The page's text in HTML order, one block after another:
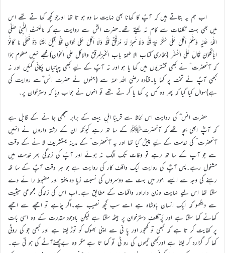
اب ہم یہ بتاتے ہیں کہ آپؐ کا کھانا بھی نہایت سا دہ ہو تا تھا اورجو کچھ کھا تے تھے اس
میں بھی بہت تکلفات سے کام نہ لیتے تھے۔حضرت انسؓ سے روایت ہے کہ مَاعَلِمْتُ النَّبِیَّ صَلَّی
اللّٰہُ عَلَیْہِ وَسَلَّمَ اَکَلَ عَلٰی سُکُرَّ جَۃٍ قَطُّ وَلَا خُبِزَ لَہٗ مُرَقَّقٌ قَطُّ وَلَا اَکَلَ عَلی خِوَانٍ قَطُّ قِیْلَ لِقَتَا دَۃَ فَعَلٰی مَا کَانُوْ
ایَاْکُلُوْنَ قَالَ عَلَی السُّفَرِ (بخاری کتاب الا طعمۃ باب الخَبزلمرقق والاکل علی الخوان)مجھے نہیں معلوم ہؤا
کہ آنحضرت ؐ نے کبھی تشتریوں میں کھا یا ہو اور نہ آپؐ کے لیے کبھی چپاتیاں پکائی گئیں اور نہ
کبھی آپؐ نے تخت پر کھا یا۔قتادہ رضی اللہ عنہ سے (جنہوں نے حضرت انس ؓسے روایت کی
ہے)سوال کیا گیا کہ پھر وہ کس پر کھا یا کر تے تھے تو انہوں نے جواب دیا کہ دسترخوان پر۔
حضرت انس ؓ کی روایت اس لحاظ سے قریبًا اہلِ بیت کے برابر سمجھی جا نے کے قابل ہے
کہ آپؓ ابھی بچہ تھے کہ آنحضرتﷺ کے سا تھ رہے کیونکہ ان کے رشتہ داروں نے انہیں
آنحضرت ؐ کی خدمت کے لیے پیش کیا تھا اور یہ آنحضرت ؐ کے مدینہ میںتشریف لا نے کے وقت
سے جو آپ کے سا تھ رہے تو وفات تک الگ نہ ہوئے اور آپؐ کی زندگی بھر خدمت میں
مشغول رہے۔پس آپؓ کی روایت ایک واقف کار کی روایت ہے جو ہر وقت آپؐ کے سا تھ
رہنے کی وجہ سے ایسے امور میں بہت سے دوسروں کی نسبت زیا دہ پختہ اور مضبوط را ئے دے
سکتا تھا اس لیے نہایت وزن داراور واقعات کے مطابق ہے۔اب اس کی زندگی مجموعی حیثیت
سے دیکھو کہ ایک انسان بادشاہ ہے اسے سب کچھ نصیب ہے۔اگر چاہے تو اچھے سے اچھے
کھانے کھا سکتا ہے اور پُرتکلف دسترخوان پر بیٹھ سکتا ہے لیکن باوجود مقدرت کے وہ اسی بات
پر کفایت کر تا ہے کہ کبھی تو کھجور اور پا نی سے اپنی بھوک کو توڑ لیتا ہے اور کبھی جو کی روٹی
کھا کر گزارہ کر لیتا ہے اورکبھی گیہوں کی رو ٹی تو کھا تا ہے مگر وہ بےچھنےآٹے کی ہو تی ہے۔